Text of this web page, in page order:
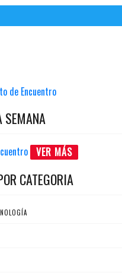
de Encuentro
SEMANA
VER MÁS
CATEGORIA